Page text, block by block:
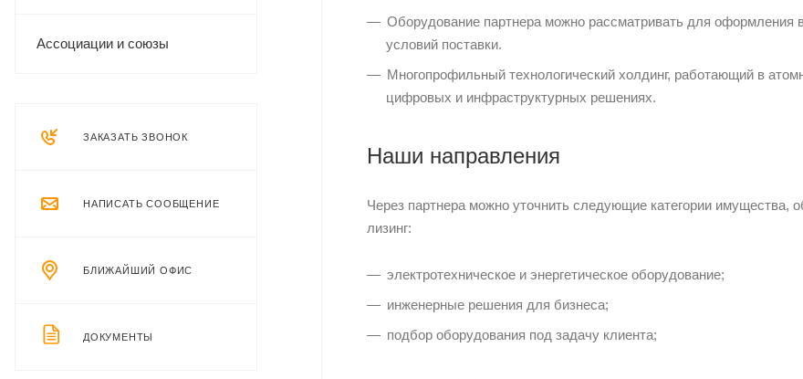
Ассоциации и союзы
ЗАКАЗАТЬ ЗВОНОК
НАПИСАТЬ СООБЩЕНИЕ
БЛИЖАЙШИЙ ОФИС
ДОКУМЕНТЫ
Оборудование партнера можно рассматривать для оформления
условий поставки.
Многопрофильный технологический холдинг, работающий в
цифровых и инфраструктурных решениях.
Наши направления
Через партнера можно уточнить следующие категории
лизинг:
электротехническое и энергетическое оборудование;
инженерные решения для бизнеса;
подбор оборудования под задачу клиента;